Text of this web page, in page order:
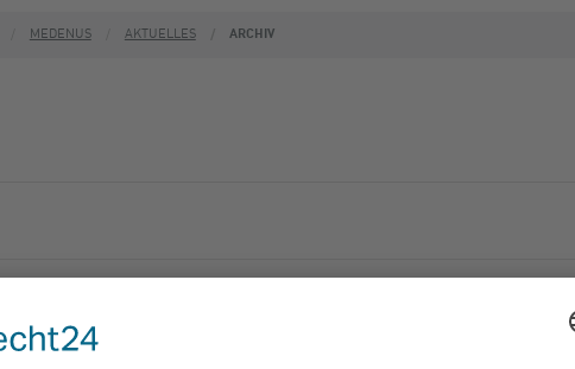
ÜBERNACHTUNGSMÖGLICHKEITEN
AUSBILDUNG
MEDENUS AKTUELLES ARCHIV
E-BIKE DER CARITAS OLPE